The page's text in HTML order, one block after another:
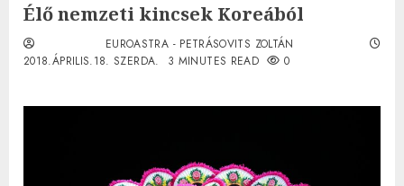
Élő nemzeti kincsek Koreából
EUROASTRA - PETRÁSOVITS ZOLTÁN
2018.ÁPRILIS.18. SZERDA.
3 MINUTES READ 0